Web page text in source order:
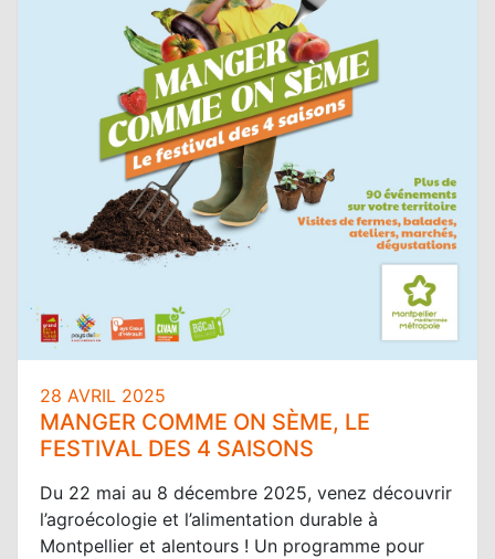
28 AVRIL 2025
MANGER COMME ON SÈME, LE
FESTIVAL DES 4 SAISONS
Du 22 mai au 8 décembre 2025, venez découvrir
l’agroécologie et l’alimentation durable à
Montpellier et alentours ! Un programme pour